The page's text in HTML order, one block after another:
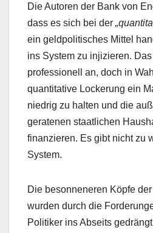
Die Autoren der Bank von
dass es sich bei der
ein geldpolitisches Mittel
ins System zu injizieren.
professionell an, doch in
quantitative Lockerung ein
niedrig zu halten und die
geratenen staatlichen
finanzieren. Es gibt nicht zu
System.
Die besonneneren Köpfe
wurden durch die
Politiker ins Abseits